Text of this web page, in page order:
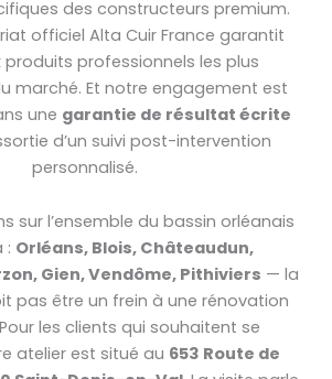
des constructeurs premium.
officiel Alta Cuir France garantit
produits professionnels les plus
marché. Et notre engagement est
une garantie de résultat écrite
d’un suivi post-intervention
personnalisé.
sur l’ensemble du bassin orléanais
: Orléans, Blois, Châteaudun,
Gien, Vendôme, Pithiviers — la
pas être un frein à une rénovation
les clients qui souhaitent se
atelier est situé au 653 Route de